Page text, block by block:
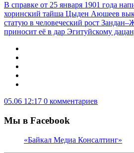
В справке от 25 января 1901 года
хоринский тайша Цыден Аюшеев
статую в человеческий рост
приносит её в дар Эгитуйскому
05.06 12:17 0 комментариев
Мы в Facebook
«Байкал Медиа Консалтинг»